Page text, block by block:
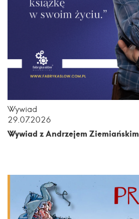
Wywiad
29.07.2026
Wywiad z Andrzejem Ziemiańskim